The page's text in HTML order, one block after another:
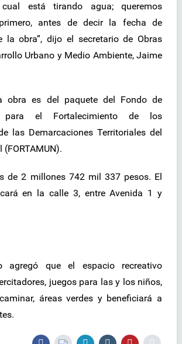
cual está tirando agua; queremos
antes de decir la fecha de
la obra”, dijo el secretario de Obras
Urbano y Medio Ambiente, Jaime
obra es del paquete del Fondo de
para el Fortalecimiento de los
las Demarcaciones Territoriales del
de 2 millones 742 mil 337 pesos. El
en la calle 3, entre Avenida 1 y
agregó que el espacio recreativo
juegos para las y los niños,
áreas verdes y beneficiará a